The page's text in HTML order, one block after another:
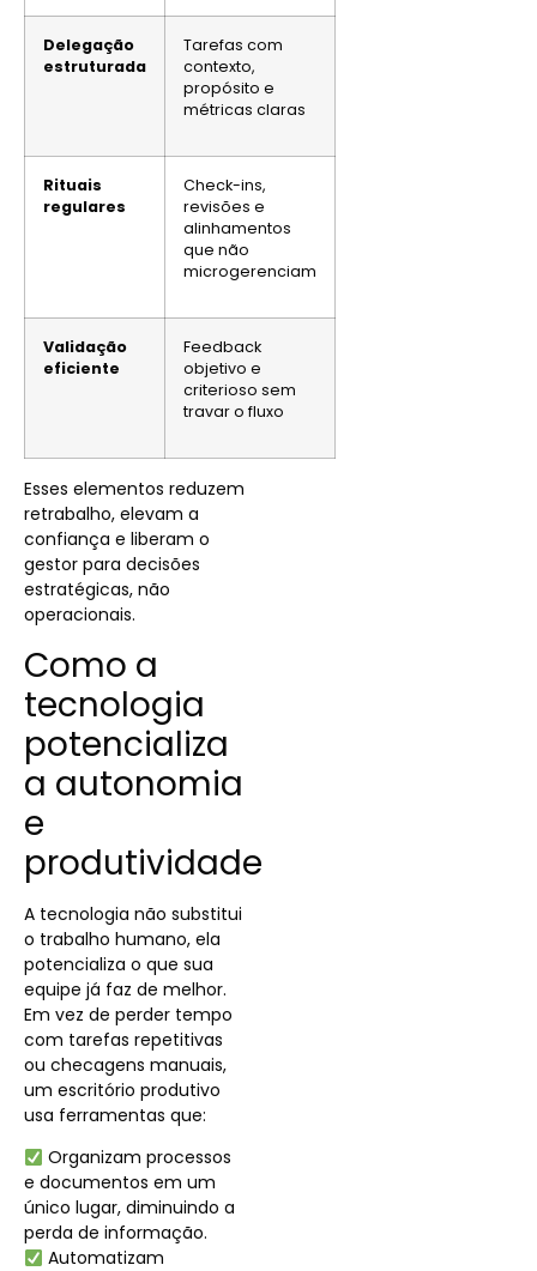
Delegação
estruturada
Tarefas com
contexto,
propósito e
métricas claras
Rituais
regulares
Check-ins,
revisões e
alinhamentos
que não
microgerenciam
Validação
eficiente
Feedback
objetivo e
criterioso sem
travar o fluxo
Esses elementos reduzem
retrabalho, elevam a
confiança e liberam o
gestor para decisões
estratégicas, não
operacionais.
Como a
tecnologia
potencializa
a autonomia
e
produtividade
A tecnologia não substitui
o trabalho humano, ela
potencializa o que sua
equipe já faz de melhor.
Em vez de perder tempo
com tarefas repetitivas
ou checagens manuais,
um escritório produtivo
usa ferramentas que:
Organizam processos
e documentos em um
único lugar, diminuindo a
perda de informação.
Automatizam